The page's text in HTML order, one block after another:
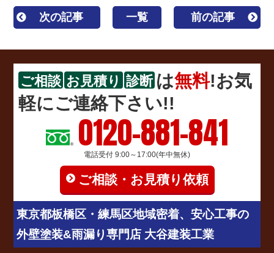
次の記事 一覧 前の記事
ご相談 お見積り 診断 は無料!お気
軽にご連絡下さい!!
0120-881-841
電話受付 9:00～17:00(年中無休)
ご相談・お見積り依頼
東京都板橋区・練馬区地域密着、安心工事の
外壁塗装&雨漏り専門店 大谷建装工業